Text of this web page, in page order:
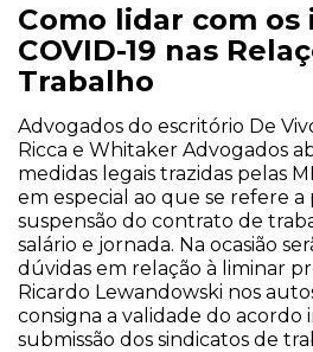
Como lidar com os
COVID-19 nas
Trabalho
Advogados do escritório De
Ricca e Whitaker Advogados
medidas legais trazidas pelas
em especial ao que se refere a
suspensão do contrato de
salário e jornada. Na ocasião
dúvidas em relação à liminar
Ricardo Lewandowski nos
consigna a validade do acordo
submissão dos sindicatos de